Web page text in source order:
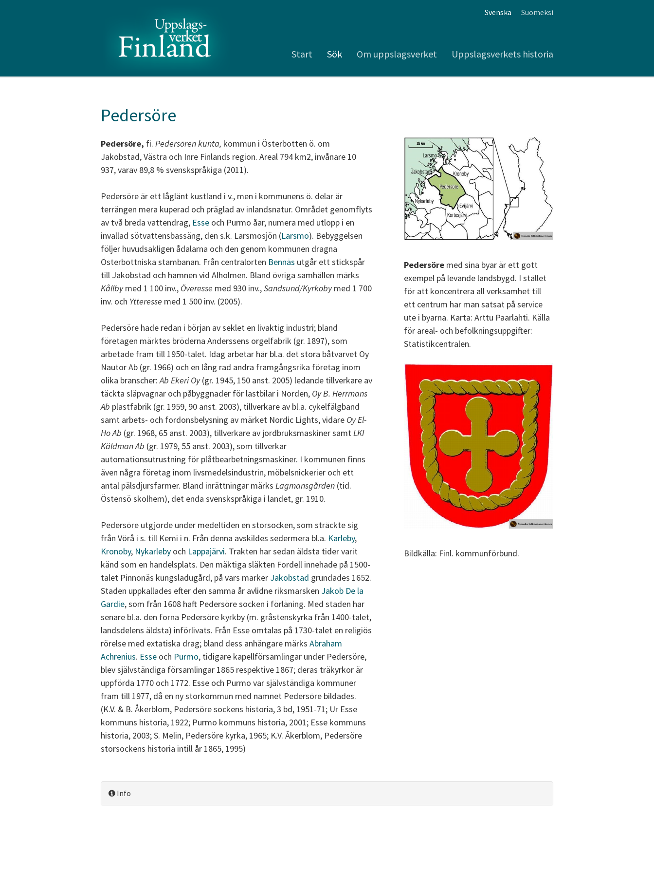
Svenska Suomeksi
Start Sök Om uppslagsverket Uppslagsverkets historia
Pedersöre
Pedersöre, fi. Pedersören kunta, kommun i Österbotten ö. om
Jakobstad, Västra och Inre Finlands region. Areal 794 km2, invånare 10
937, varav 89,8 % svenskspråkiga (2011).
Pedersöre är ett låglänt kustland i v., men i kommunens ö. delar är
terrängen mera kuperad och präglad av inlandsnatur. Området genomflyts
av två breda vattendrag, Esse och Purmo åar, numera med utlopp i en
invallad sötvattensbassäng, den s.k. Larsmosjön (Larsmo). Bebyggelsen
följer huvudsakligen ådalarna och den genom kommunen dragna
Österbottniska stambanan. Från centralorten Bennäs utgår ett stickspår
till Jakobstad och hamnen vid Alholmen. Bland övriga samhällen märks
Kållbymed 1 100 inv., Överesse med 930 inv.,Sandsund/Kyrkobymed 1 700
inv. och Ytteresse med 1 500 inv. (2005).
Pedersöre hade redan i början av seklet en livaktig industri; bland
företagen märktes bröderna Anderssens orgelfabrik (gr. 1897), som
arbetade fram till 1950-talet. Idag arbetar här bl.a. det stora båtvarvet Oy
Nautor Ab (gr. 1966) och en lång rad andra framgångsrika företag inom
olika branscher:Ab Ekeri Oy(gr. 1945, 150 anst. 2005) ledande tillverkare av
täckta släpvagnar och påbyggnader för lastbilar i Norden, Oy B. Herrmans
Ab plastfabrik (gr. 1959, 90 anst. 2003), tillverkare av bl.a. cykelfälgband
samt arbets- och fordonsbelysning av märket Nordic Lights, vidare Oy El-
Ho Ab (gr. 1968, 65 anst. 2003), tillverkare av jordbruksmaskiner samtLKI
Käldman Ab (gr. 1979, 55 anst. 2003), som tillverkar
automationsutrustning för plåtbearbetningsmaskiner. I kommunen finns
även några företag inom livsmedelsindustrin, möbelsnickerier och ett
antal pälsdjursfarmer. Bland inrättningar märks Lagmansgården (tid.
Östensö skolhem), det enda svenskspråkiga i landet, gr. 1910.
Pedersöre utgjorde under medeltiden en storsocken, som sträckte sig
från Vörå i s. till Kemi i n. Från denna avskildes sedermera bl.a. Karleby,
Kronoby, Nykarleby och Lappajärvi. Trakten har sedan äldsta tider varit
känd som en handelsplats. Den mäktiga släkten Fordell innehade på 1500-
talet Pinnonäs kungsladugård, på vars marker Jakobstad grundades 1652.
Staden uppkallades efter den samma år avlidne riksmarsken Jakob De la
Gardie, som från 1608 haft Pedersöre socken i förläning. Med staden har
senare bl.a. den forna Pedersöre kyrkby (m. gråstenskyrka från 1400-talet,
landsdelens äldsta) införlivats. Från Esse omtalas på 1730-talet en religiös
rörelse med extatiska drag; bland dess anhängare märks Abraham
Achrenius. Esse och Purmo, tidigare kapellförsamlingar under Pedersöre,
blev självständiga församlingar 1865 respektive 1867; deras träkyrkor är
uppförda 1770 och 1772. Esse och Purmo var självständiga kommuner
fram till 1977, då en ny storkommun med namnet Pedersöre bildades.
(K.V. & B. Åkerblom, Pedersöre sockens historia, 3 bd, 1951-71; Ur Esse
kommuns historia, 1922; Purmo kommuns historia, 2001; Esse kommuns
historia, 2003; S. Melin, Pedersöre kyrka, 1965; K.V. Åkerblom, Pedersöre
storsockens historia intill år 1865, 1995)
Pedersöre med sina byar är ett gott
exempel på levande landsbygd. I stället
för att koncentrera all verksamhet till
ett centrum har man satsat på service
ute i byarna. Karta: Arttu Paarlahti. Källa
för areal- och befolkningsuppgifter:
Statistikcentralen.
Bildkälla: Finl. kommunförbund.
Info